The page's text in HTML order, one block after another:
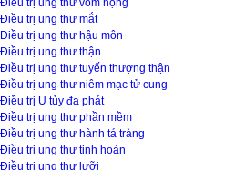
Điều trị ung thư vòm họng
Điều trị ung thư mắt
Điều trị ung thư hậu môn
Điều trị ung thư thận
Điều trị ung thư tuyến thượng thận
Điều trị ung thư niêm mạc tử cung
Điều trị U tủy đa phát
Điều trị ung thư phần mềm
Điều trị ung thư hành tá tràng
Điều trị ung thư tinh hoàn
Điều trị ung thư lưỡi